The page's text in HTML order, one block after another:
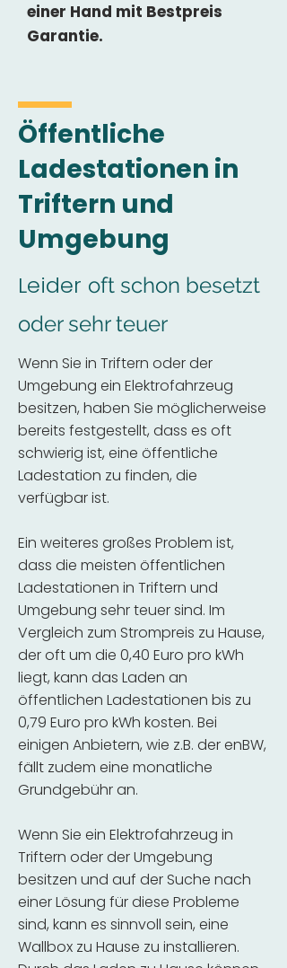
einer Hand mit Bestpreis
Garantie.
Öffentliche
Ladestationen in
Triftern und
Umgebung
Leider oft schon besetzt
oder sehr teuer
Wenn Sie in Triftern oder der
Umgebung ein Elektrofahrzeug
besitzen, haben Sie möglicherweise
bereits festgestellt, dass es oft
schwierig ist, eine öffentliche
Ladestation zu finden, die
verfügbar ist.
Ein weiteres großes Problem ist,
dass die meisten öffentlichen
Ladestationen in Triftern und
Umgebung sehr teuer sind. Im
Vergleich zum Strompreis zu Hause,
der oft um die 0,40 Euro pro kWh
liegt, kann das Laden an
öffentlichen Ladestationen bis zu
0,79 Euro pro kWh kosten. Bei
einigen Anbietern, wie z.B. der enBW,
fällt zudem eine monatliche
Grundgebühr an.
Wenn Sie ein Elektrofahrzeug in
Triftern oder der Umgebung
besitzen und auf der Suche nach
einer Lösung für diese Probleme
sind, kann es sinnvoll sein, eine
Wallbox zu Hause zu installieren.